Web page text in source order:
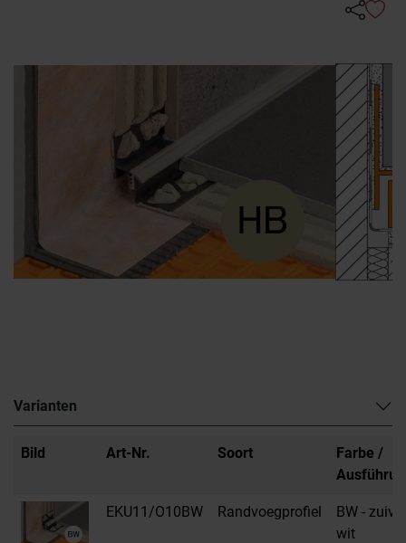
Varianten
Bild Art-Nr. Soort
Farbe /
EKU11/O10BW Randvoegprofiel
BW - zuiver
wit